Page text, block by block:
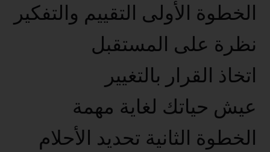
الخطوة الأولى التقييم والتفكير
نظرة على المستقبل
اتخاذ القرار بالتغيير
عيش حياتك لغاية مهمة
الخطوة الثانية تحديد الأحلام